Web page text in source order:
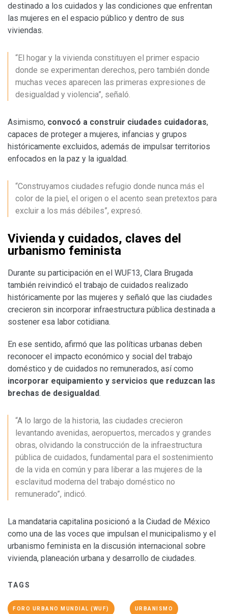
destinado a los cuidados y las condiciones que enfrentan
las mujeres en el espacio público y dentro de sus
viviendas.
“El hogar y la vivienda constituyen el primer espacio
donde se experimentan derechos, pero también donde
muchas veces aparecen las primeras expresiones de
desigualdad y violencia”, señaló.
Asimismo, convocó a construir ciudades cuidadoras,
capaces de proteger a mujeres, infancias y grupos
históricamente excluidos, además de impulsar territorios
enfocados en la paz y la igualdad.
“Construyamos ciudades refugio donde nunca más el
color de la piel, el origen o el acento sean pretextos para
excluir a los más débiles”, expresó.
Vivienda y cuidados, claves del
urbanismo feminista
Durante su participación en el WUF13, Clara Brugada
también reivindicó el trabajo de cuidados realizado
históricamente por las mujeres y señaló que las ciudades
crecieron sin incorporar infraestructura pública destinada a
sostener esa labor cotidiana.
En ese sentido, afirmó que las políticas urbanas deben
reconocer el impacto económico y social del trabajo
doméstico y de cuidados no remunerados, así como
incorporar equipamiento y servicios que reduzcan las
brechas de desigualdad.
“A lo largo de la historia, las ciudades crecieron
levantando avenidas, aeropuertos, mercados y grandes
obras, olvidando la construcción de la infraestructura
pública de cuidados, fundamental para el sostenimiento
de la vida en común y para liberar a las mujeres de la
esclavitud moderna del trabajo doméstico no
remunerado”, indicó.
La mandataria capitalina posicionó a la Ciudad de México
como una de las voces que impulsan el municipalismo y el
urbanismo feminista en la discusión internacional sobre
vivienda, planeación urbana y desarrollo de ciudades.
TAGS
FORO URBANO MUNDIAL (WUF) URBANISMO